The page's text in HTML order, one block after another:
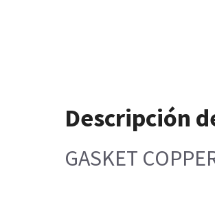
Descripción
GASKET